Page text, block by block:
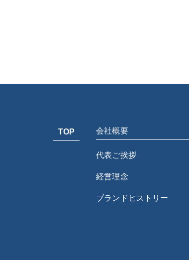
TOP 会社概要
代表ご挨拶
経営理念
ブランドヒストリー